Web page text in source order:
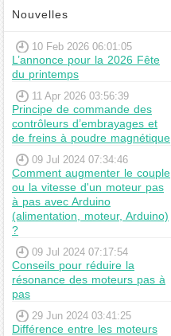
Nouvelles
10 Feb 2026 06:01:05
L’annonce pour la 2026 Fête
du printemps
11 Apr 2026 03:56:39
Principe de commande des
contrôleurs d’embrayages et
de freins à poudre magnétique
09 Jul 2024 07:34:46
Comment augmenter le couple
ou la vitesse d'un moteur pas
à pas avec Arduino
(alimentation, moteur, Arduino)
?
09 Jul 2024 07:17:54
Conseils pour réduire la
résonance des moteurs pas à
pas
29 Jun 2024 03:41:25
Différence entre les moteurs